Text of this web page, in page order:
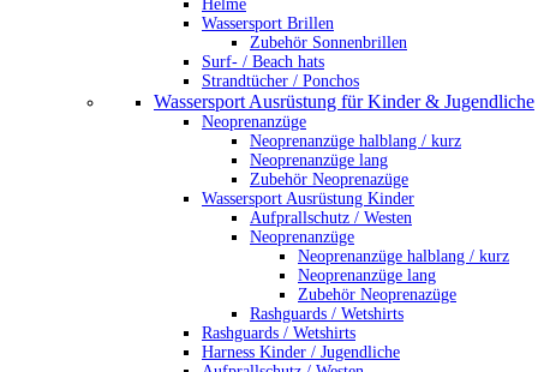
Helme
Wassersport Brillen
Zubehör Sonnenbrillen
Surf- / Beach hats
Strandtücher / Ponchos
Wassersport Ausrüstung für Kinder & Jugendliche
Neoprenanzüge
Neoprenanzüge halblang / kurz
Neoprenanzüge lang
Zubehör Neoprenazüge
Wassersport Ausrüstung Kinder
Aufprallschutz / Westen
Neoprenanzüge
Neoprenanzüge halblang / kurz
Neoprenanzüge lang
Zubehör Neoprenazüge
Rashguards / Wetshirts
Rashguards / Wetshirts
Harness Kinder / Jugendliche